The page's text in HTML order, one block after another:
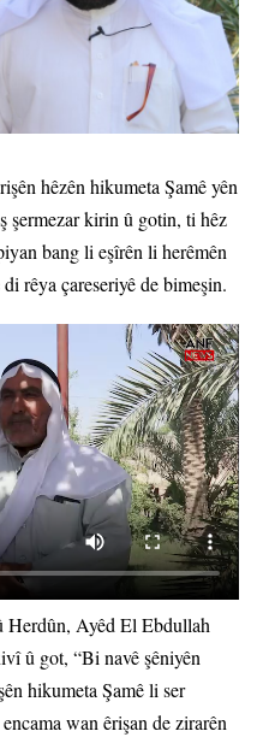
hêzên hikumeta Şamê yên
şermezar kirin û gotin, ti hêz
bang li eşîrên li herêmên
rêya çareseriyê de bimeşin.
Herdûn, Ayêd El Ebdullah
û got, “Bi navê şêniyên
hikumeta Şamê li ser
wan êrişan de zirarên